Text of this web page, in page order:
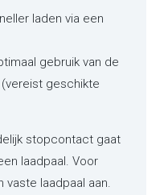
laden via een
gebruik van de
geschikte
stopcontact gaat
laadpaal. Voor
vaste laadpaal aan.